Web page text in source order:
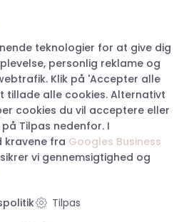
varigt indtryk. Vælg en
føle dig godt tilpas og
køligt og tørt sted, væk fra
i badeværelset, hvor der
du ikke bruger parfumen.
teknologier for at give dig
personlig reklame og
Klik på 'Accepter alle
tillade alle cookies. Alternativt
cookies du vil acceptere eller
Tilpas nedenfor. I
kravene fra Googles Business
sikrer vi gennemsigtighed og
Tilpas